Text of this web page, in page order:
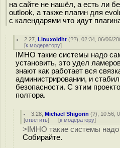
на сайте не нашёл, а есть ли
outlook, а также плагин для
с календарями что идут
2.27 ,Linuxoidht (??), 02:34, 06/06/
[к модератору]
IMHO такие системы надо
установить, это удел
знают как работает вся
администрировании, и
безопасности. С этим
полтора.
3.28 ,Michael Shigorin (?), 10:56,
[ответить] [к модератору]
>IMHO такие системы
Собирайте.